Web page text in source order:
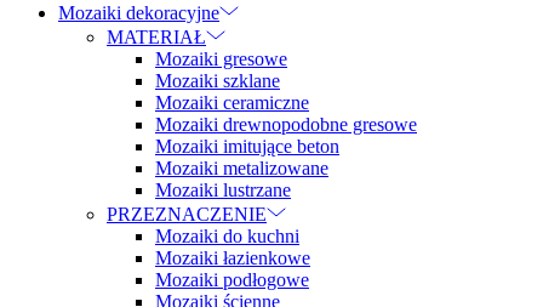
Mozaiki dekoracyjne
MATERIAŁ
Mozaiki gresowe
Mozaiki szklane
Mozaiki ceramiczne
Mozaiki drewnopodobne gresowe
Mozaiki imitujące beton
Mozaiki metalizowane
Mozaiki lustrzane
PRZEZNACZENIE
Mozaiki do kuchni
Mozaiki łazienkowe
Mozaiki podłogowe
Mozaiki ścienne